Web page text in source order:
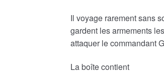
Il voyage rarement sans
gardent les armements
attaquer le commandant
La boîte contient